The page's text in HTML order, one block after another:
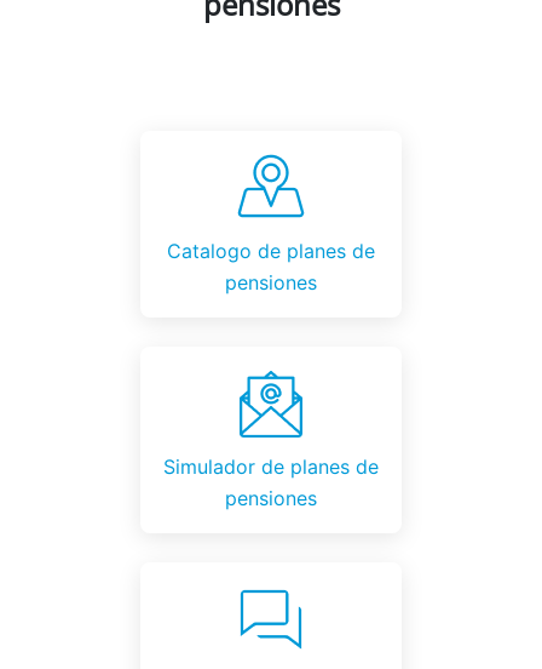
Catalogo de planes de
pensiones
Simulador de planes de
pensiones